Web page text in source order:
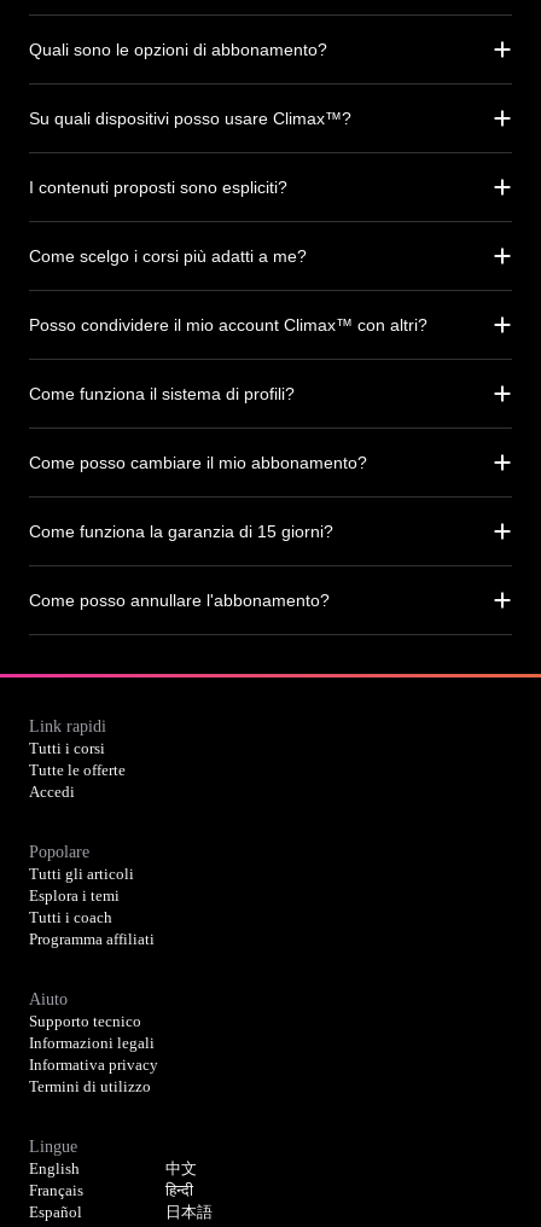
Quali sono le opzioni di abbonamento?
Su quali dispositivi posso usare Climax™?
I contenuti proposti sono espliciti?
Come scelgo i corsi più adatti a me?
Posso condividere il mio account Climax™ con altri?
Come funziona il sistema di profili?
Come posso cambiare il mio abbonamento?
Come funziona la garanzia di 15 giorni?
Come posso annullare l'abbonamento?
Link rapidi
Tutti i corsi
Tutte le offerte
Accedi
Popolare
Tutti gli articoli
Esplora i temi
Tutti i coach
Programma affiliati
Aiuto
Supporto tecnico
Informazioni legali
Informativa privacy
Termini di utilizzo
Lingue
English
Français
Español
中文
हिन्दी
日本語